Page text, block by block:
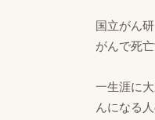
国立がん
がんで死
一生涯に
んになる